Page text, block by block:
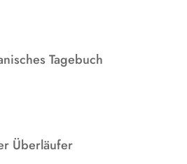
Tagebuch
Überläufer